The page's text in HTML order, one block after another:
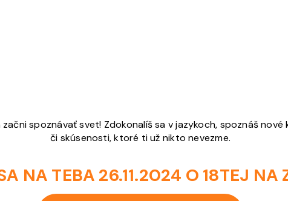
spoznávať svet! Zdokonalíš sa v jazykoch, spoznáš
či skúsenosti, ktoré ti už nikto nevezme.
NA TEBA 26.11.2024 O 18TEJ NA